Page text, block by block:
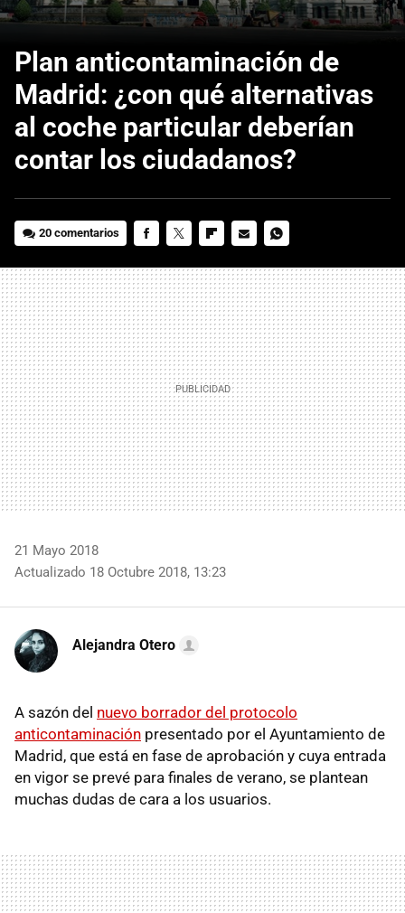
Plan anticontaminación de
Madrid: ¿con qué alternativas
al coche particular deberían
contar los ciudadanos?
20 comentarios
MAIL
21 Mayo 2018
Actualizado 18 Octubre 2018, 13:23
Alejandra Otero
A sazón del nuevo borrador del protocolo
anticontaminación presentado por el Ayuntamiento de
Madrid, que está en fase de aprobación y cuya entrada
en vigor se prevé para finales de verano, se plantean
muchas dudas de cara a los usuarios.